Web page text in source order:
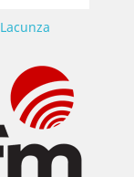
Lacunza